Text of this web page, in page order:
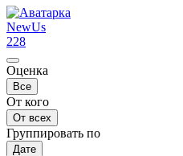
NewUs
228
Оценка
Все
От кого
От всех
Группировать по
Дате